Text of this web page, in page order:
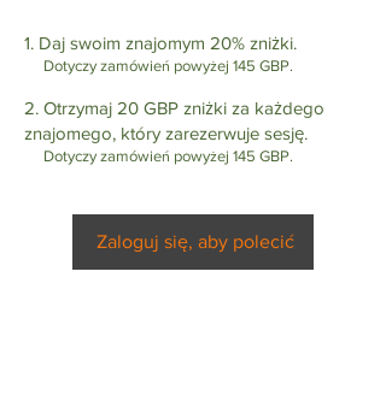
Daj swoim znajomym 20% zniżki.
Dotyczy zamówień powyżej 145 GBP.
Otrzymaj 20 GBP zniżki za każdego
znajomego, który zarezerwuje sesję.
Dotyczy zamówień powyżej 145 GBP.
Zaloguj się, aby polecić